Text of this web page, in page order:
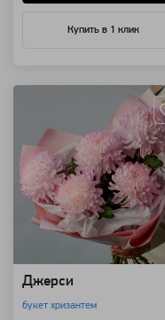
Купить в 1 клик
Джерси
букет хризантем